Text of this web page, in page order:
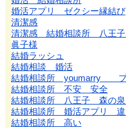
婚活アプリ ゼクシー縁結び
清潔感
清潔感 結婚相談所 八王
眞子様
結婚ラッシュ
結婚相談 婚活
結婚相談所 youmarry プ
結婚相談所 不安 安全
結婚相談所 八王子 森
結婚相談所 婚活アプリ 違
結婚相談所 高い